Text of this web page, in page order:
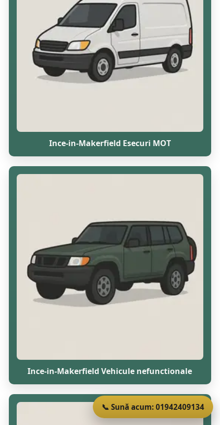
Ince-in-Makerfield Esecuri MOT
Ince-in-Makerfield Vehicule nefunctionale
📞 Sună acum: 01942409134